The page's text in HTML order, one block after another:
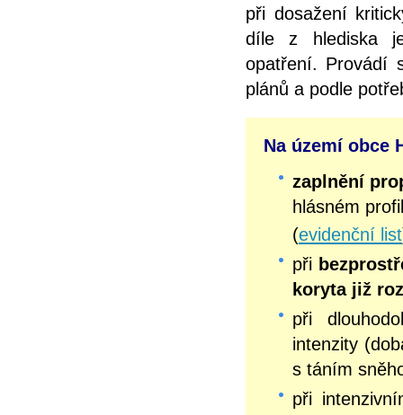
při dosažení
díle z hlediska
opatření. Provádí
plánů a podle
Na území obce
zaplnění
hlásném
(evidenční list
při
koryta již
při
intenzity
s táním
při